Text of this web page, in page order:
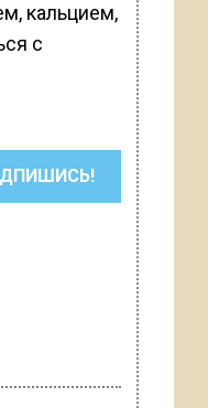
кальцием,
с